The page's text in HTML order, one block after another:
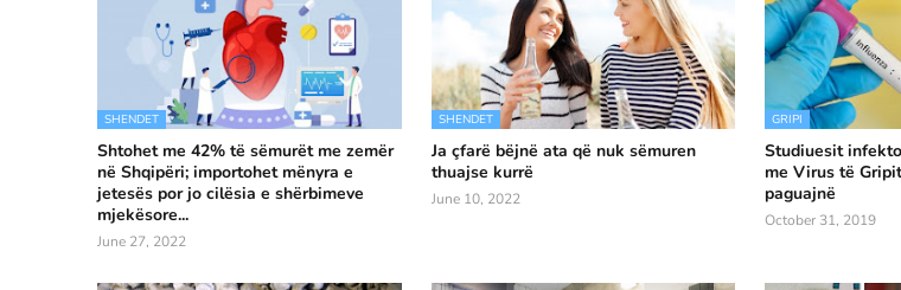
SHENDET
Shtohet me 42% të sëmurët me zemër
në Shqipëri; importohet mënyra e
jetesës por jo cilësia e shërbimeve
mjekësore...
June 27, 2022
SHENDET
Ja çfarë bëjnë ata që nuk sëmuren
thuajse kurrë
June 10, 2022
GRIPI
Studiuesit
me Virus të
paguajnë
October 31, 2019